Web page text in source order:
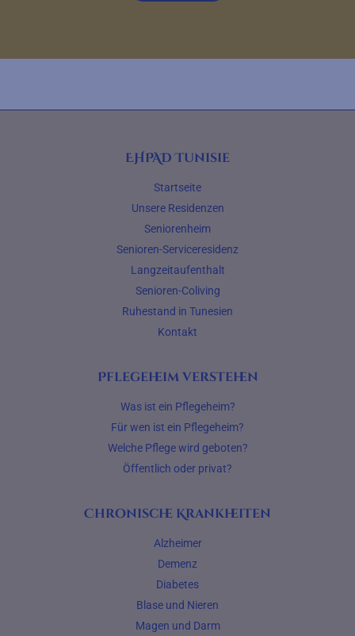
EHPAD Tunisie
Startseite
Unsere Residenzen
Seniorenheim
Senioren-Serviceresidenz
Langzeitaufenthalt
Senioren-Coliving
Ruhestand in Tunesien
Kontakt
Pflegeheim verstehen
Was ist ein Pflegeheim?
Für wen ist ein Pflegeheim?
Welche Pflege wird geboten?
Öffentlich oder privat?
Chronische Krankheiten
Alzheimer
Demenz
Diabetes
Blase und Nieren
Magen und Darm